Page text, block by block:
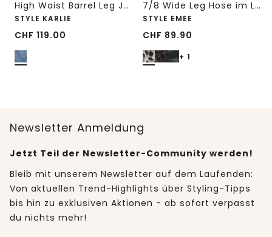
High Waist Barrel Leg Jeans im Loose Fit
STYLE KARLIE
CHF 119.00
7/8 Wide Leg Hose im Loose Fit mit Print
STYLE EMEE
CHF 89.90
+ 1
Newsletter Anmeldung
Jetzt Teil der Newsletter-Community werden!
Bleib mit unserem Newsletter auf dem Laufenden:
Von aktuellen Trend-Highlights über Styling-Tipps
bis hin zu exklusiven Aktionen - ab sofort verpasst
du nichts mehr!